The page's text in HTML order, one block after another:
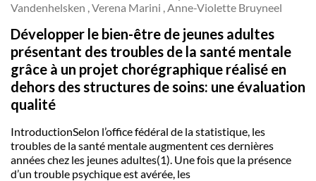
Vandenhelsken , Verena Marini , Anne-Violette Bruyneel
Développer le bien-être de jeunes adultes
présentant des troubles de la santé mentale
grâce à un projet chorégraphique réalisé en
dehors des structures de soins: une évaluation
qualité
IntroductionSelon l’office fédéral de la statistique, les
troubles de la santé mentale augmentent ces dernières
années chez les jeunes adultes(1). Une fois que la présence
d’un trouble psychique est avérée, les